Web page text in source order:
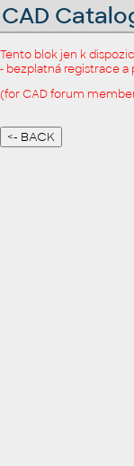
CAD
Tento blok jen k
- bezplatná registrace a
(for CAD forum